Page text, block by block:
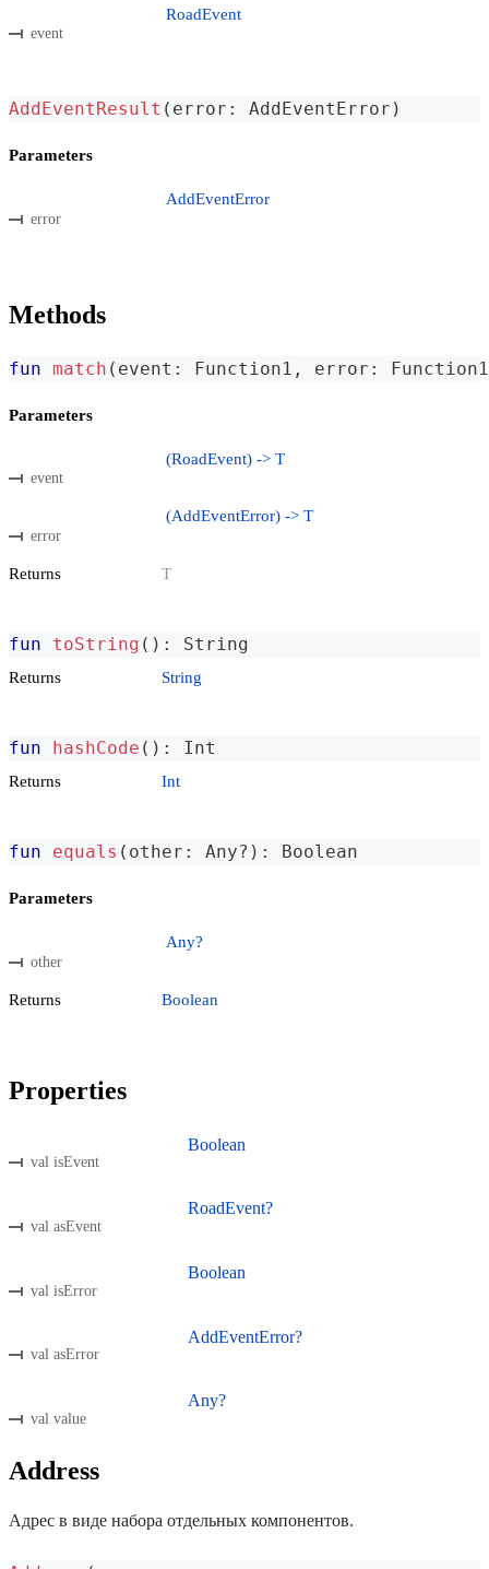
event
RoadEvent
AddEventResult ( error : AddEventError )
Parameters
error
AddEventError
Methods
fun match ( event : Function1 , error : Function1
Parameters
event
(RoadEvent) -> T
error
(AddEventError) -> T
Returns T
fun toString ( ) : String
Returns String
fun hashCode ( ) : Int
Returns Int
fun equals ( other : Any? ) : Boolean
Parameters
other
Any?
Returns Boolean
Properties
val isEvent
Boolean
val asEvent
RoadEvent?
val isError
Boolean
val asError
AddEventError?
val value
Any?
Address
Адрес в виде набора отдельных компонентов.